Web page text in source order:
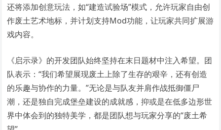
还将添加创意玩法，如“建造试验场”模式，允许玩家自由创
作废土艺术地标，并计划支持Mod功能，让玩家共同扩展游
戏内容。
《启示录》的开发团队始终坚持在末日题材中注入希望。团
队表示：“我们希望展现废土上除了生存的艰辛，还有创造
的乐趣与协作的力量。”无论是与队友并肩作战抵御僵尸
潮，还是独自完成堡垒建设的成就感，抑或是在低多边形世
界中体会到的独特美学，都是团队想与玩家分享的“废土希